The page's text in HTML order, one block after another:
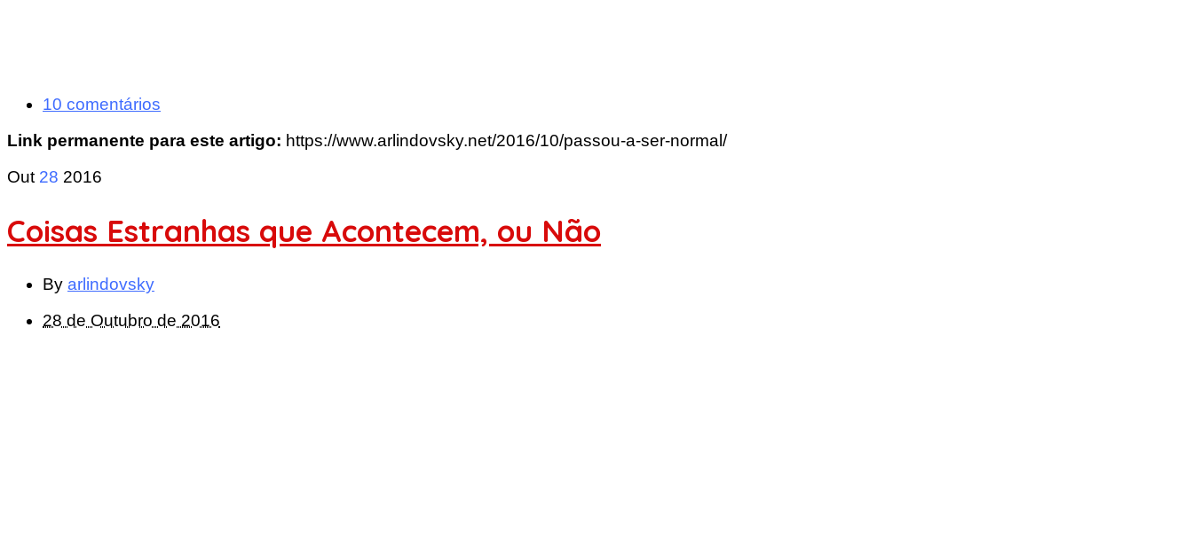
10 comentários
Link permanente para este artigo: https://www.arlindovsky.net/2016/10/passou-a-ser-normal/
Out 28 2016
Coisas Estranhas que Acontecem, ou Não
By arlindovsky
28 de Outubro de 2016